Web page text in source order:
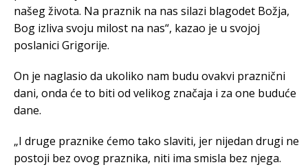
našeg života. Na praznik na nas silazi blagodet Božja,
Bog izliva svoju milost na nas“, kazao je u svojoj
poslanici Grigorije.
On je naglasio da ukoliko nam budu ovakvi praznični
dani, onda će to biti od velikog značaja i za one buduće
dane.
„I druge praznike ćemo tako slaviti, jer nijedan drugi ne
postoji bez ovog praznika, niti ima smisla bez njega.